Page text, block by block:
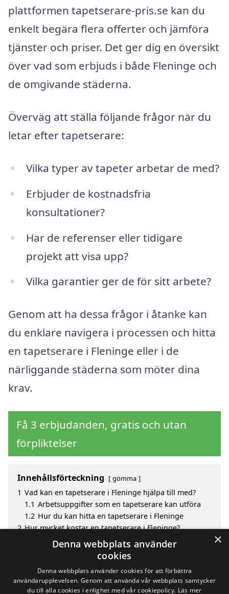
plattformen tapetserare-pris.se kan du
enkelt begära flera offerter och jämföra
tjänster och priser. Det ger dig en översikt
över vad som erbjuds i både Fleninge och
de omgivande städerna.
Överväg att ställa följande frågor när du
letar efter tapetserare:
Vilka typer av tapeter arbetar de med?
Erbjuder de kostnadsfria
konsultationer?
Har de referenser eller tidigare
projekt att visa upp?
Vilka garantier ger de för sitt arbete?
Genom att ha dessa frågor i åtanke kan
du enklare navigera i processen och hitta
en tapetserare i Fleninge eller i de
närliggande städerna som möter dina
krav.
Få 3 erbjudanden, gratis och utan
förpliktelser
Innehållsförteckning gömma
1 Vad kan en tapetserare i Fleninge hjälpa till med?
1.1 Arbetsuppgifter som en tapetserare kan utföra
1.2 Hur du kan hitta en tapetserare i Fleninge
2 Hur mycket kostar en tapetserare i Fleninge?
Fördelar med att välja tapetserare i Fleninge
Sök efter en skicklig tapetserare i de omgivande
×
Denna webbplats använder
cookies
Denna webbplats använder cookies för att förbättra
användarupplevelsen. Genom att använda vår webbplats samtycker
du till alla cookies i enlighet med vår cookiepolicy. Läs mer